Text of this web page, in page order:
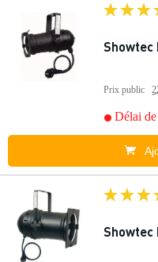
Showtec
Prix public
Délai
Showtec